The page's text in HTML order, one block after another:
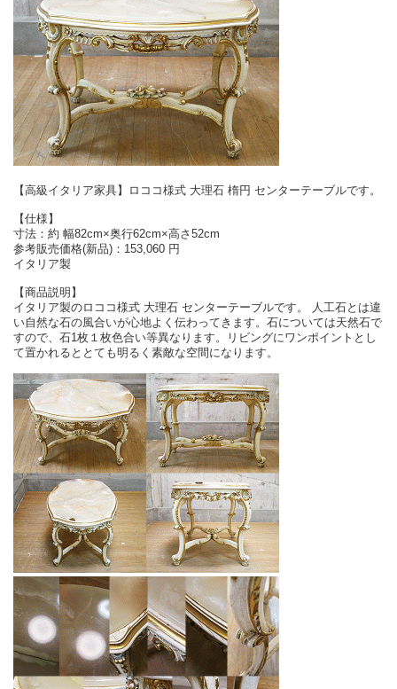
【高級イタリア家具】ロココ様式 大理石 楕円 センターテーブルです。
【仕様】
寸法：約 幅82cm×奥行62cm×高さ52cm
参考販売価格(新品)：153,060 円
イタリア製
【商品説明】
イタリア製のロココ様式 大理石 センターテーブルです。 人工石とは違
い自然な石の風合いが心地よく伝わってきます。石については天然石で
すので、石1枚１枚色合い等異なります。リビングにワンポイントとし
て置かれるととても明るく素敵な空間になります。